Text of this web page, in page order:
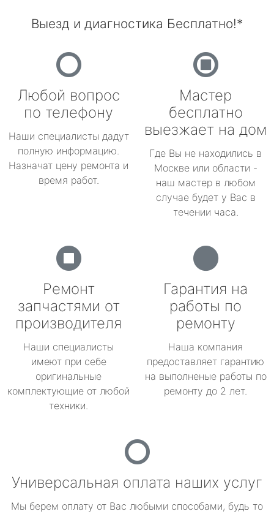
Выезд и диагностика Бесплатно!*
Любой вопрос
по телефону
Наши специалисты дадут
полную информацию.
Назначат цену ремонта и
время работ.
Мастер
бесплатно
выезжает на дом
Где Вы не находились в
Москве или области -
наш мастер в любом
случае будет у Вас в
течении часа.
Ремонт
запчастями от
производителя
Наши специалисты
имеют при себе
оригинальные
комплектующие от любой
техники.
Гарантия на
работы по
ремонту
Наша компания
предоставляет гарантию
на выполненые работы по
ремонту до 2 лет.
Универсальная оплата наших услуг
Мы берем оплату от Вас любыми способами, будь то